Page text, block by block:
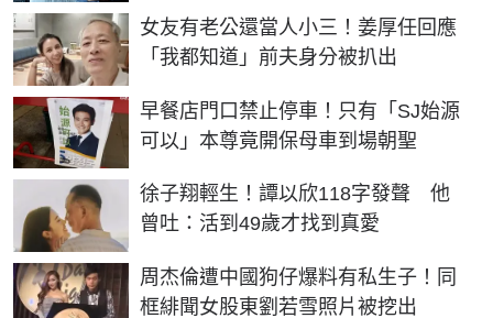
女友有老公還當人小三！姜厚任回應
「我都知道」前夫身分被扒出
早餐店門口禁止停車！只有「SJ始源
可以」本尊竟開保母車到場朝聖
徐子翔輕生！譚以欣118字發聲 他
曾吐：活到49歲才找到真愛
周杰倫遭中國狗仔爆料有私生子！同
框緋聞女股東劉若雪照片被挖出